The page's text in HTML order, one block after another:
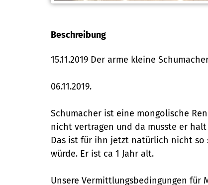
Beschreibung
15.11.2019 Der arme kleine
06.11.2019.
Schumacher ist eine mongolische
nicht vertragen und da musste er halt
Das ist für ihn jetzt natürlich nicht so
würde. Er ist ca 1 Jahr alt.
Unsere Vermittlungsbedingungen für